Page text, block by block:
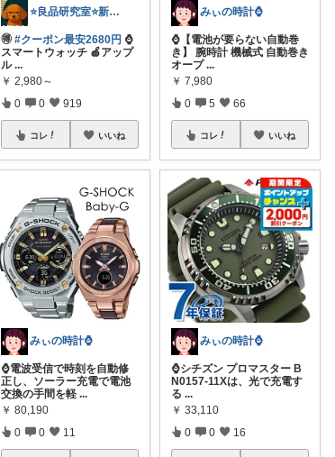
⭐良品研究室⭐新潟県民のオススメ🍙お米
🉐#クーポン最安2680円 ⌚️
スマートウォッチ 🍎アップ
ル ...
￥ 2,980～
0 0 919
コレ いいね
みぃの時計⌚
⌚電波受信で時刻を自動修
正し、ソーラー充電で電池
交換の手間を軽 ...
￥ 80,190
0 0 11
みぃの時計⌚
⌚【電池が要らない自動巻
き】 腕時計 機械式 自動巻き
オープ ...
￥ 7,980
0 5 66
コレ いいね
みぃの時計⌚
⌚シチズン プロマスター B
N0157-11Xは、光で充電す
る ...
￥ 33,110
0 0 16